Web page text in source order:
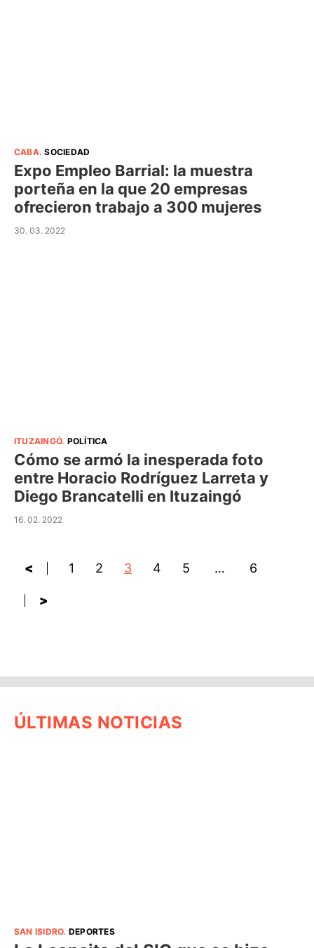
CABA.SOCIEDAD
Expo Empleo Barrial: la muestra
porteña en la que 20 empresas
ofrecieron trabajo a 300 mujeres
30. 03. 2022
ITUZAINGÓ. POLÍTICA
Cómo se armó la inesperada foto
entre Horacio Rodríguez Larreta y
Diego Brancatelli en Ituzaingó
16. 02. 2022
< 1 2 3 4 5 … 6
>
ÚLTIMAS NOTICIAS
SAN ISIDRO. DEPORTES